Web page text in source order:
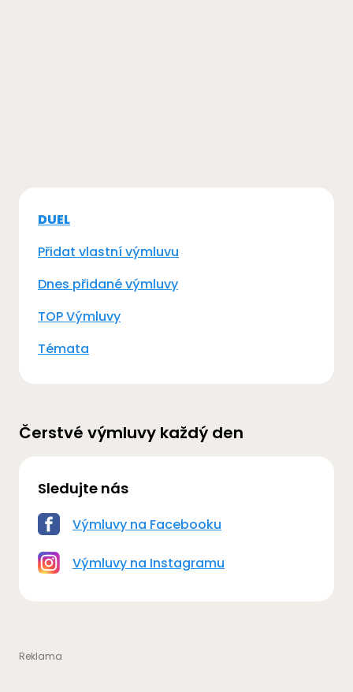
DUEL
Přidat vlastní výmluvu
Dnes přidané výmluvy
TOP Výmluvy
Témata
Čerstvé výmluvy každý den
Sledujte nás
Výmluvy na Facebooku
Výmluvy na Instagramu